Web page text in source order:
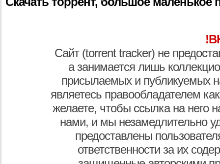
Сайт (torrent tracker) не
а занимается лишь
присылаемых и публикуемых
являетесь правообладателем
желаете, чтобы ссылка на него
нами, и мы незамедлительно
предоставлены
ответственности за их